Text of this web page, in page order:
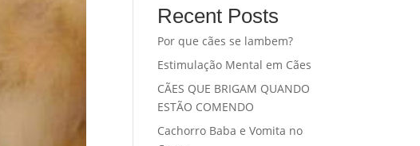
Recent Posts
Por que cães se lambem?
Estimulação Mental em Cães
CÃES QUE BRIGAM QUANDO
ESTÃO COMENDO
Cachorro Baba e Vomita no